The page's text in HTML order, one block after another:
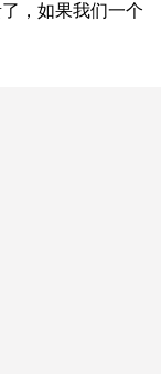
，如果我们一个